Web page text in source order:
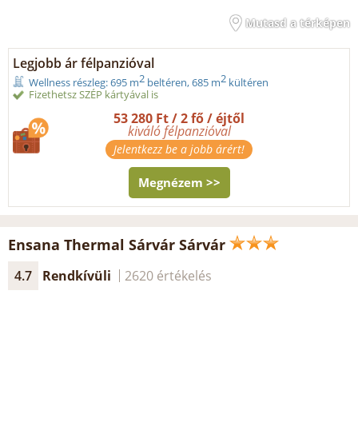
Mutasd a térképen
Legjobb ár félpanzióval
Wellness részleg: 695 m2 beltéren, 685 m2 kültéren
Fizethetsz SZÉP kártyával is
53 280 Ft / 2 fő / éjtől
kiváló félpanzióval
Jelentkezz be a jobb árért!
Megnézem >>
Ensana Thermal Sárvár Sárvár
4.7 Rendkívüli 2620 értékelés